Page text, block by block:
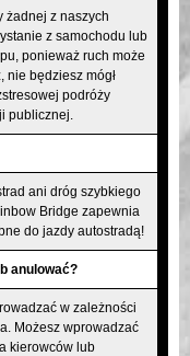
żadnej z naszych
z samochodu lub
ponieważ ruch może
nie będziesz mógł
podróży
publicznej.
ani dróg szybkiego
Bridge zapewnia
do jazdy autostradą!
anulować?
w zależności
Możesz wprowadzać
kierowców lub